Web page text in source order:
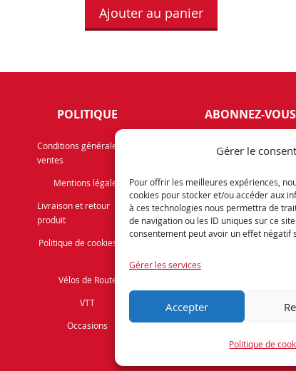
Gérer le
Pour offrir les meilleures expériences,
cookies pour stocker et/ou accéder aux
à ces technologies nous permettra de
de navigation ou les ID uniques sur ce
consentement peut avoir un effet
Gérer les services
Accepter
Politique de
Ajouter au panier
POLITIQUE
Conditions générales de
ventes
Mentions légales
Livraison et retour
produit
Politique de cookies (UE)
Vélos de Route
VTT
Occasions
ABONNEZ-VOUS
promotions exceptionnelles.
Encore une réalisation